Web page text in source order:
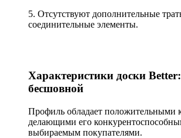
5. Отсутствуют дополнительные
соединительные элементы.
Характеристики доски
бесшовной
Профиль обладает положительными
делающими его
выбираемым покупателями.